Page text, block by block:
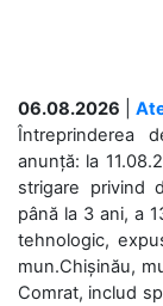
06.08.2026
Întreprinderea
anunță: la
strigare privind
până la 3 ani, a
tehnologic,
mun.Chișinău,
Comrat, includ